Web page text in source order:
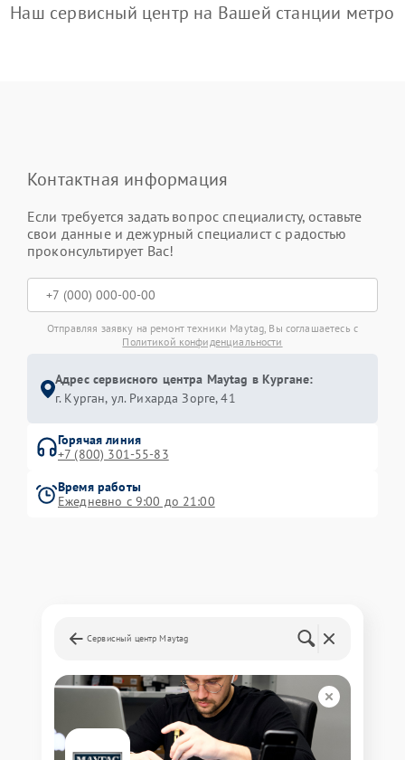
Наш сервисный центр на Вашей станции метро
Контактная информация
Если требуется задать вопрос специалисту, оставьте
свои данные и дежурный специалист с радостью
проконсультирует Вас!
Отправляя заявку на ремонт техники Maytag, Вы соглашаетесь с
Политикой конфиденциальности
Адрес сервисного центра Maytag в Кургане:
г. Курган, ул. Рихарда Зорге, 41
Горячая линия
+7 (800) 301-55-83
Время работы
Ежедневно с 9:00 до 21:00
Сервисный центр Maytag